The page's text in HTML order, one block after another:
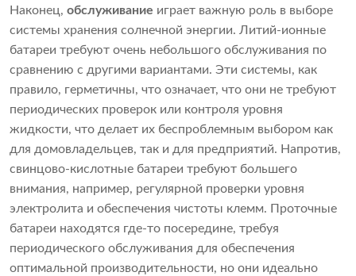
Наконец, обслуживание играет важную роль в выборе
системы хранения солнечной энергии. Литий-ионные
батареи требуют очень небольшого обслуживания по
сравнению с другими вариантами. Эти системы, как
правило, герметичны, что означает, что они не требуют
периодических проверок или контроля уровня
жидкости, что делает их беспроблемным выбором как
для домовладельцев, так и для предприятий. Напротив,
свинцово-кислотные батареи требуют большего
внимания, например, регулярной проверки уровня
электролита и обеспечения чистоты клемм. Проточные
батареи находятся где-то посередине, требуя
периодического обслуживания для обеспечения
оптимальной производительности, но они идеально